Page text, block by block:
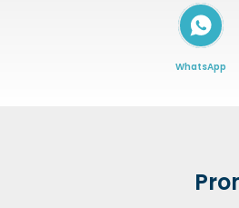
WhatsApp